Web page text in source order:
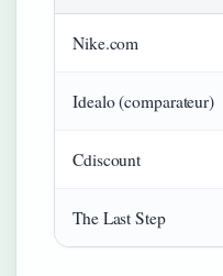
Nike.com
Idealo (comparateur)
Cdiscount
The Last Step